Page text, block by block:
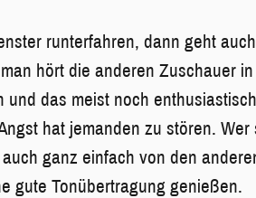
runterfahren, dann geht
hört die anderen Zuschauer
und das meist noch
hat jemanden zu stören. Wer
ganz einfach von den
gute Tonübertragung genießen.